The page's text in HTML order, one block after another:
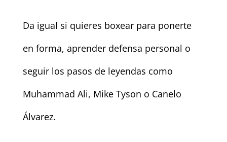
Da igual si quieres boxear para ponerte
en forma, aprender defensa personal o
seguir los pasos de leyendas como
Muhammad Ali, Mike Tyson o Canelo
Álvarez.